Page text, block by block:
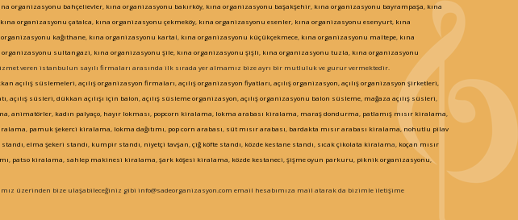
organizasyonu bahçelievler kına organizasyonu bakırköy kına organizasyonu başakşehir kına organizasyonu bayrampaşa kına
kına organizasyonu çatalca kına organizasyonu çekmeköy kına organizasyonu esenler kına organizasyonu esenyurt kına
organizasyonu kağıthane kına organizasyonu kartal, kına organizasyonu küçükçekmece kına organizasyonu maltepe kına
organizasyonu sultangazi kına organizasyonu şile kına organizasyonu şişli kına organizasyonu tuzla kına organizasyonu
veren istanbulun sayılı firmaları arasında ilk sırada yer almamız bize ayrı bir mutluluk ve gurur vermektedir.
açılış süslemeleri açılış organizasyon firmaları açılış organizasyon fiyatları, açılış organizasyon, açılış organizasyon şirketleri,
açılış süsleri, dükkan açılışı için balon açılış süsleme organizasyon açılış organizasyonu balon süsleme mağaza açılış süsleri
animatörler kadın palyaço hayır lokması popcorn kiralama lokma arabası kiralama maraş dondurma patlamış mısır kiralama
pamuk şekerci kiralama lokma dağıtımı pop corn arabası süt mısır arabası bardakta mısır arabası kiralama, nohutlu pilav
elma şekeri standı kumpir standı niyetçi tavşan çiğ köfte standı közde kestane standı sıcak çikolata kiralama, koçan mısır
patso kiralama sahlep makinesi kiralama şark köşesi kiralama közde kestaneci, şişme oyun parkuru piknik organizasyonu,
üzerinden bize ulaşabileceğiniz gibi info@sadeorganizasyon.com email hesabımıza mail atarak da bizimle iletişime